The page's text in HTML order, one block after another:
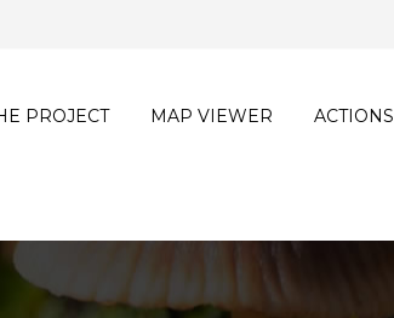
PROJECT MAP VIEWER ACTIONS